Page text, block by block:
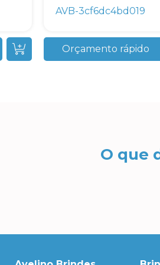
AVB-3cf6dc4bd019
Orçamento rápido
O que